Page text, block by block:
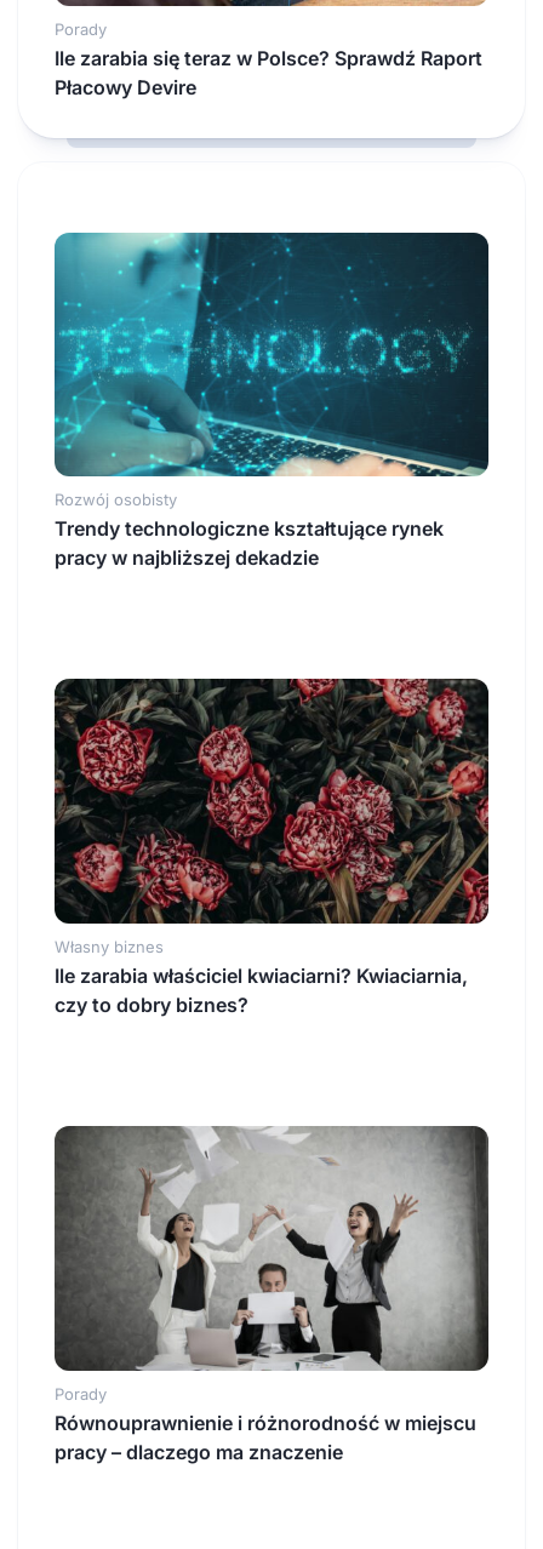
Porady
Ile zarabia się teraz w Polsce? Sprawdź Raport
Płacowy Devire
Rozwój osobisty
Trendy technologiczne kształtujące rynek
pracy w najbliższej dekadzie
Własny biznes
Ile zarabia właściciel kwiaciarni? Kwiaciarnia,
czy to dobry biznes?
Porady
Równouprawnienie i różnorodność w miejscu
pracy – dlaczego ma znaczenie